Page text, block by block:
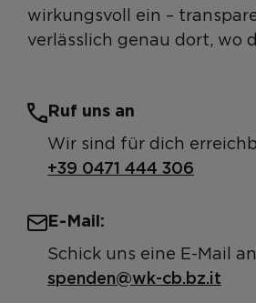
wirkungsvoll ein –
verlässlich genau dort, wo
Ruf uns an
Wir sind für dich
+39 0471 444 306
E-Mail:
Schick uns eine E-Mail
spenden@wk-cb.bz.it